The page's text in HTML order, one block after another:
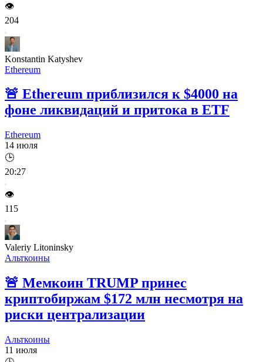
👁️
204
Konstantin Katyshev
Ethereum
🚨 Ethereum приблизился к $4000 на
фоне ликвидаций и притока в ETF
Ethereum
14 июля
🕒
20:27
👁️
115
Valeriy Litoninsky
Альткоины
🚨 Мемкоин TRUMP принес
криптобиржам $172 млн несмотря на
риски централизации
Альткоины
11 июля